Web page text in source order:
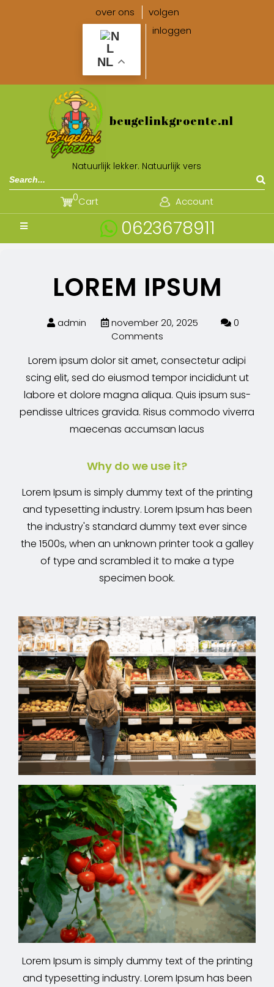
over ons volgen
NL
inloggen
beugelinkgroente.nl
Natuurlijk lekker. Natuurlijk vers
Cart
0 Account
0623678911
LOREM IPSUM
admin november 20, 2025
0
Comments
Lorem ipsum dolor sit amet, consectetur adipi
scing elit, sed do eiusmod tempor incididunt ut
labore et dolore magna aliqua. Quis ipsum sus-
pendisse ultrices gravida. Risus commodo viverra
maecenas accumsan lacus
Why do we use it?
Lorem Ipsum is simply dummy text of the printing
and typesetting industry. Lorem Ipsum has been
the industry's standard dummy text ever since
the 1500s, when an unknown printer took a galley
of type and scrambled it to make a type
specimen book.
Lorem Ipsum is simply dummy text of the printing
and typesetting industry. Lorem Ipsum has been